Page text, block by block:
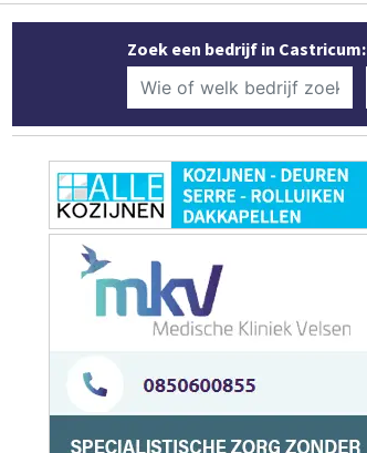
Zoek een bedrijf in Castricum: